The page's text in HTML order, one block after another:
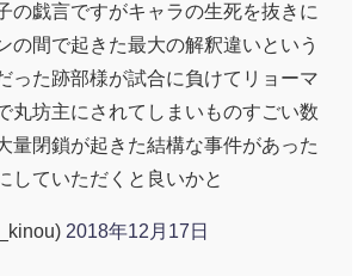
の戯言ですがキャラの生死を抜きに
の間で起きた最大の解釈違いという
った跡部様が試合に負けてリョーマ
丸坊主にされてしまいものすごい数
量閉鎖が起きた結構な事件があった
していただくと良いかと
2018年12月17日